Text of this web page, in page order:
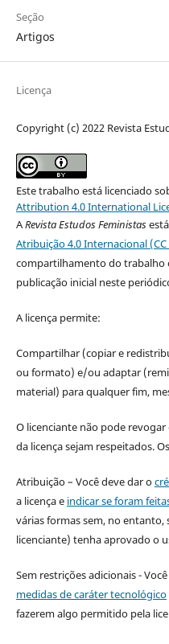
Seção
Artigos
Licença
Copyright (c) 2022 Revista
Este trabalho está licenciado
Attribution 4.0 International
ARevista Estudos Feministas
Atribuição 4.0 Internacional (CC
compartilhamento do trabalho
publicação inicial neste
A licença permite:
Compartilhar (copiar e
ou formato) e/ou adaptar
material) para qualquer fim,
O licenciante não pode
da licença sejam respeitados.
Atribuição – Você deve dar o
a licença e indicar se foram
várias formas sem, no
licenciante) tenha aprovado o
Sem restrições adicionais -
medidas de caráter tecnológico
fazerem algo permitido pela